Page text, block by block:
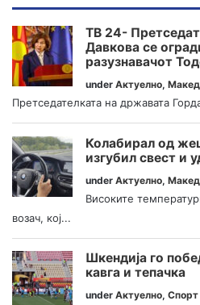
ТВ 24-
Давкова се
разузнавачот
under Актуелно,
Претседателката на државата
Колабирал од
изгубил свест и
under Актуелно,
Високите
возач, кој...
Шкендија го
кавга и тепачка
under Актуелно, Спорт